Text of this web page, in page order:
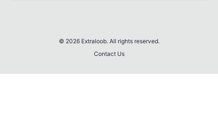
© 2026 Extraloob. All rights reserved.
Contact Us